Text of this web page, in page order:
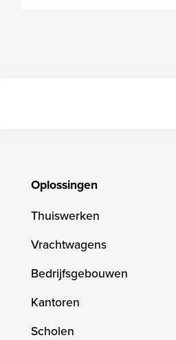
Oplossingen
Thuiswerken
Vrachtwagens
Bedrijfsgebouwen
Kantoren
Scholen